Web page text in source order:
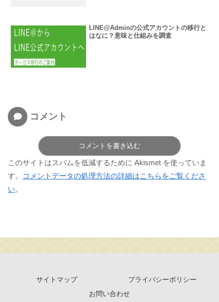
LINE@Adminの公式アカウントの移行と
はなに？意味と仕組みを調査
コメント
コメントを書き込む
このサイトはスパムを低減するために Akismet を使っていま
す。
コメントデータの処理方法の詳細はこちらをご覧くださ
い。
サイトマップ
プライバシーポリシー
お問い合わせ